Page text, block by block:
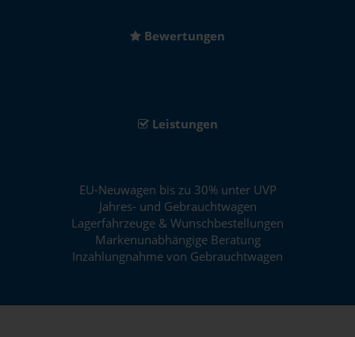
Bewertungen
Leistungen
EU-Neuwagen bis zu 30% unter UVP
Jahres- und Gebrauchtwagen
Lagerfahrzeuge & Wunschbestellungen
Markenunabhängige Beratung
Inzahlungnahme von Gebrauchtwagen